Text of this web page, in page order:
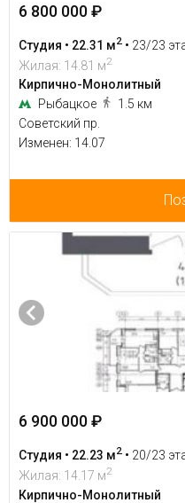
6 800 000 ₽
Студия • 22.31 м2 • 23/23
Жилая: 14.81 м2
Кирпично-Монолитный
Рыбацкое
1.5 км
Советский пр.
Изменен: 14.07
6 900 000 ₽
Студия • 22.23 м2 • 20/23
Жилая: 14.17 м2
Кирпично-Монолитный